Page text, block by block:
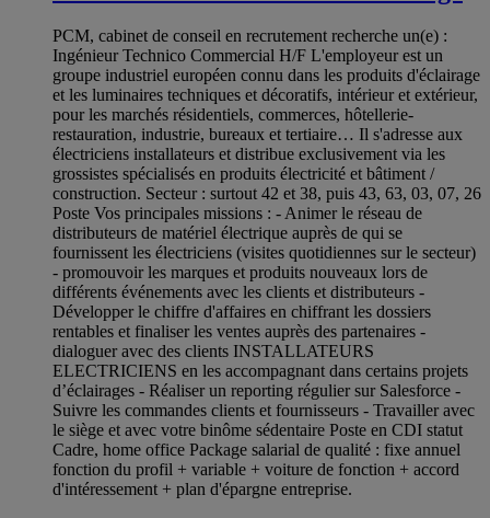
PCM, cabinet de conseil en recrutement recherche un(e) :
Ingénieur Technico Commercial H/F L'employeur est un
groupe industriel européen connu dans les produits d'éclairage
et les luminaires techniques et décoratifs, intérieur et extérieur,
pour les marchés résidentiels, commerces, hôtellerie-
restauration, industrie, bureaux et tertiaire… Il s'adresse aux
électriciens installateurs et distribue exclusivement via les
grossistes spécialisés en produits électricité et bâtiment /
construction. Secteur : surtout 42 et 38, puis 43, 63, 03, 07, 26
Poste Vos principales missions : - Animer le réseau de
distributeurs de matériel électrique auprès de qui se
fournissent les électriciens (visites quotidiennes sur le secteur)
- promouvoir les marques et produits nouveaux lors de
différents événements avec les clients et distributeurs -
Développer le chiffre d'affaires en chiffrant les dossiers
rentables et finaliser les ventes auprès des partenaires -
dialoguer avec des clients INSTALLATEURS
ELECTRICIENS en les accompagnant dans certains projets
d’éclairages - Réaliser un reporting régulier sur Salesforce -
Suivre les commandes clients et fournisseurs - Travailler avec
le siège et avec votre binôme sédentaire Poste en CDI statut
Cadre, home office Package salarial de qualité : fixe annuel
fonction du profil + variable + voiture de fonction + accord
d'intéressement + plan d'épargne entreprise.